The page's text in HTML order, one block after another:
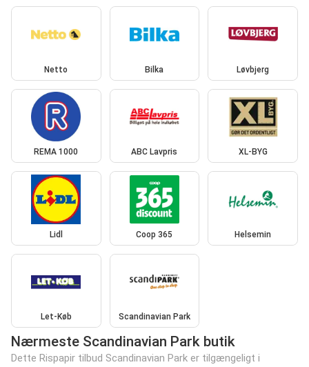
Netto Bilka Løvbjerg
REMA 1000 ABC Lavpris XL-BYG
Lidl Coop 365 Helsemin
Let-Køb Scandinavian Park
Nærmeste Scandinavian Park butik
Dette Rispapir tilbud Scandinavian Park er tilgængeligt i